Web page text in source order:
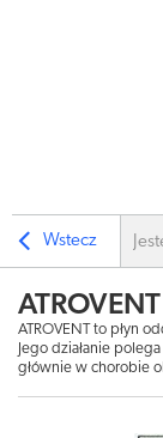
Wstecz
ATROVENT to płyn
Jego działanie
głównie w chorobie